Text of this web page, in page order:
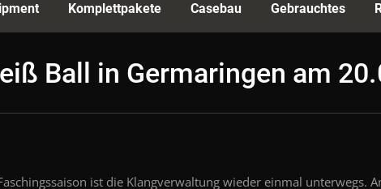
Komplettpakete Casebau Gebrauchtes
Ball in Germaringen am
ist die Klangverwaltung wieder einmal unterwegs.